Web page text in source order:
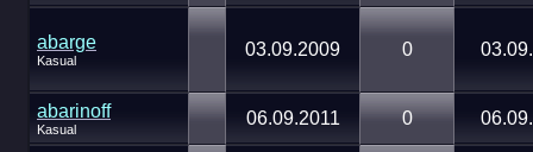
abarge
Kasual
03.09.2009 0
abarinoff
Kasual
06.09.2011 0